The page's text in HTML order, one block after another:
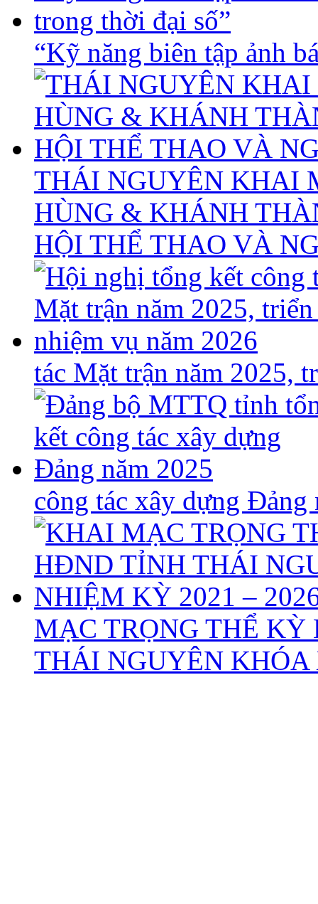
“Kỹ năng biên tập ảnh
THÁI NGUYÊN KHAI
HÙNG & KHÁNH
HỘI THỂ THAO VÀ
tác Mặt trận năm 2025,
công tác xây dựng Đảng
MẠC TRỌNG THỂ
THÁI NGUYÊN KHÓA